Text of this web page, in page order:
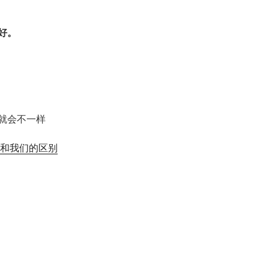
会不一样
我们的区别